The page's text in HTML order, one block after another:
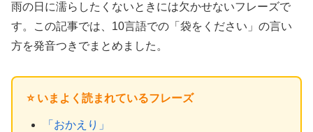
雨の日に濡らしたくないときには欠かせないフレーズで
す。この記事では、10言語での「袋をください」の言い
方を発音つきでまとめました。
⭐ いまよく読まれているフレーズ
「おかえり」